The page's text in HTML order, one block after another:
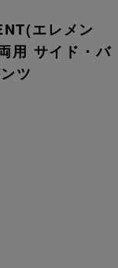
エレメン
用 サイド・バ
ツ